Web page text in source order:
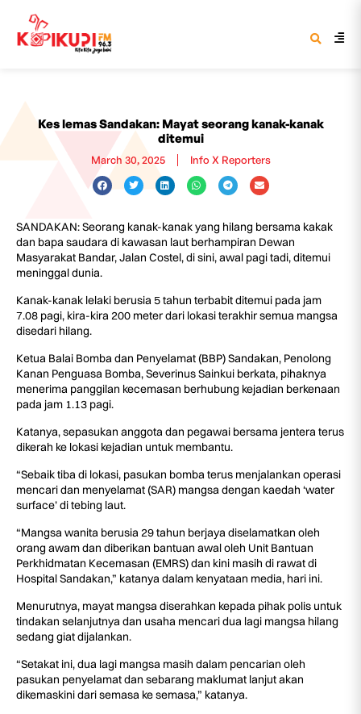
Kes lemas Sandakan: Mayat seorang kanak-kanak
ditemui
March 30, 2025 Info X Reporters
SANDAKAN: Seorang kanak-kanak yang hilang bersama kakak
dan bapa saudara di kawasan laut berhampiran Dewan
Masyarakat Bandar, Jalan Costel, di sini, awal pagi tadi, ditemui
meninggal dunia.
Kanak-kanak lelaki berusia 5 tahun terbabit ditemui pada jam
7.08 pagi, kira-kira 200 meter dari lokasi terakhir semua mangsa
disedari hilang.
Ketua Balai Bomba dan Penyelamat (BBP) Sandakan, Penolong
Kanan Penguasa Bomba, Severinus Sainkui berkata, pihaknya
menerima panggilan kecemasan berhubung kejadian berkenaan
pada jam 1.13 pagi.
Katanya, sepasukan anggota dan pegawai bersama jentera terus
dikerah ke lokasi kejadian untuk membantu.
“Sebaik tiba di lokasi, pasukan bomba terus menjalankan operasi
mencari dan menyelamat (SAR) mangsa dengan kaedah ‘water
surface’ di tebing laut.
“Mangsa wanita berusia 29 tahun berjaya diselamatkan oleh
orang awam dan diberikan bantuan awal oleh Unit Bantuan
Perkhidmatan Kecemasan (EMRS) dan kini masih di rawat di
Hospital Sandakan,” katanya dalam kenyataan media, hari ini.
Menurutnya, mayat mangsa diserahkan kepada pihak polis untuk
tindakan selanjutnya dan usaha mencari dua lagi mangsa hilang
sedang giat dijalankan.
“Setakat ini, dua lagi mangsa masih dalam pencarian oleh
pasukan penyelamat dan sebarang maklumat lanjut akan
dikemaskini dari semasa ke semasa,” katanya.